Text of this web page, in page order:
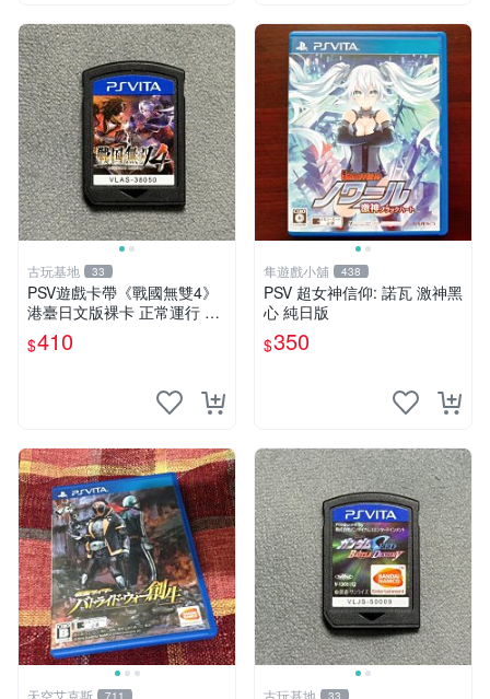
古玩基地 33
PSV遊戲卡帶《戰國無雙4》
港臺日文版裸卡 正常運行 臺
灣索尼專用 游戲機械玩不了
戰國無雙 4 PSV 港版 卡帶 無
$410
隼遊戲小舖 438
PSV 超女神信仰: 諾瓦 激神黑
心 純日版
$350